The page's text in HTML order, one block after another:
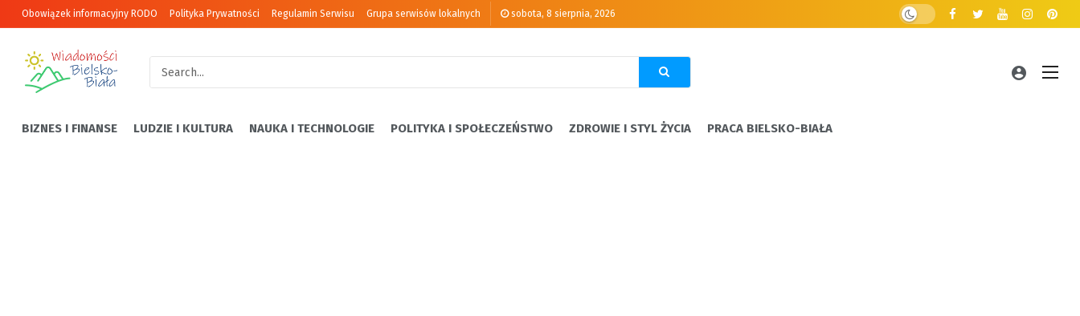
Obowiązek informacyjny RODO Polityka Prywatności Regulamin Serwisu Grupa serwisów lokalnych sobota, 8 sierpnia, 2026
BIZNES I FINANSE LUDZIE I KULTURA NAUKA I TECHNOLOGIE POLITYKA I SPOŁECZEŃSTWO ZDROWIE I STYL ŻYCIA PRACA BIELSKO-BIAŁA